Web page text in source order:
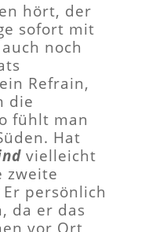
hört, der
sofort mit
noch
Refrain,
die
fühlt man
Hat
vielleicht
zweite
persönlich
da er das